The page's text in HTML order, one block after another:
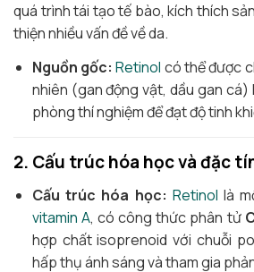
quá trình tái tạo tế bào, kích thích
thiện nhiều vấn đề về da.
Nguồn gốc: Retinol có thể được
nhiên (gan động vật, dầu gan
phòng thí nghiệm để đạt độ tinh
2. Cấu trúc hóa học và đặc
Cấu trúc hóa học: Retinol là
vitamin A, có công thức phân tử
hợp chất isoprenoid với chuỗi
hấp thụ ánh sáng và tham gia